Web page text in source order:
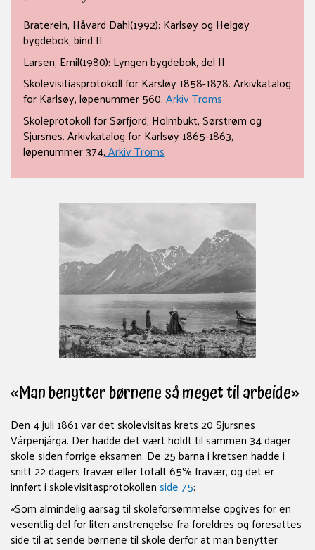
Braterein, Håvard Dahl(1992): Karlsøy og Helgøy
bygdebok, bind II
Larsen, Emil(1980): Lyngen bygdebok, del II
Skolevisitiasprotokoll for Karsløy 1858-1878. Arkivkatalog
for Karlsøy, løpenummer 560,Arkiv Troms
Skoleprotokoll for Sørfjord, Holmbukt, Sørstrøm og
Sjursnes. Arkivkatalog for Karlsøy 1865-1863,
løpenummer 374,Arkiv Troms
«Man benytter børnene så meget til arbeide»
Den 4 juli 1861 var det skolevisitas krets 20 Sjursnes
Várpenjárga. Der hadde det vært holdt til sammen 34 dager
skole siden forrige eksamen. De 25 barna i kretsen hadde i
snitt 22 dagers fravær eller totalt 65% fravær, og det er
innført i skolevisitasprotokollenside 75:
«Som almindelig aarsag til skoleforsømmelse opgives for en
vesentlig del for liten anstrengelse fra foreldres og foresattes
side til at sende børnene til skole derfor at man benytter